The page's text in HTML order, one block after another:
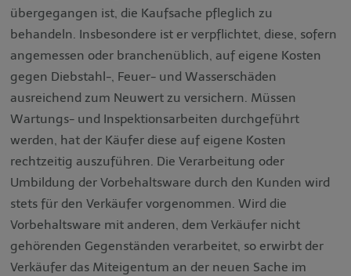
übergegangen ist, die Kaufsache pfleglich zu
behandeln. Insbesondere ist er verpflichtet, diese, sofern
angemessen oder branchenüblich, auf eigene Kosten
gegen Diebstahl-, Feuer- und Wasserschäden
ausreichend zum Neuwert zu versichern. Müssen
Wartungs- und Inspektionsarbeiten durchgeführt
werden, hat der Käufer diese auf eigene Kosten
rechtzeitig auszuführen. Die Verarbeitung oder
Umbildung der Vorbehaltsware durch den Kunden wird
stets für den Verkäufer vorgenommen. Wird die
Vorbehaltsware mit anderen, dem Verkäufer nicht
gehörenden Gegenständen verarbeitet, so erwirbt der
Verkäufer das Miteigentum an der neuen Sache im